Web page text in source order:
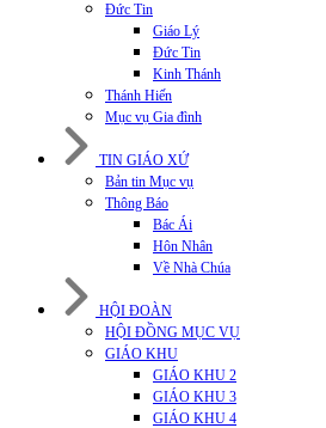
Đức Tin
Giáo Lý
Đức Tin
Kinh Thánh
Thánh Hiến
Mục vụ Gia đình
TIN GIÁO XỨ
Bản tin Mục vụ
Thông Báo
Bác Ái
Hôn Nhân
Về Nhà Chúa
HỘI ĐOÀN
HỘI ĐỒNG MỤC VỤ
GIÁO KHU
GIÁO KHU 2
GIÁO KHU 3
GIÁO KHU 4